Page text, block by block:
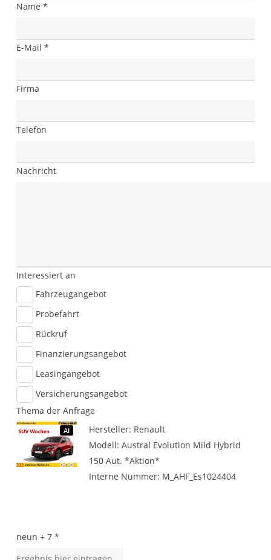
Name *
E-Mail *
Firma
Telefon
Nachricht
Interessiert an
Fahrzeugangebot
Probefahrt
Rückruf
Finanzierungsangebot
Leasingangebot
Versicherungsangebot
Thema der Anfrage
AI
Hersteller: Renault
Modell: Austral Evolution Mild Hybrid
150 Aut. *Aktion*
Interne Nummer: M_AHF_Es1024404
neun + 7 *